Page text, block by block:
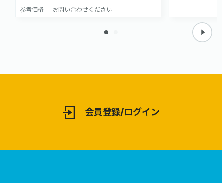
たブースが並ぶ展示会場で、動く映像
ンを活用することで、遠距離からでも
参考価格 お問い合わせください
た目だけの
ません。 導
会員登録/ログイン